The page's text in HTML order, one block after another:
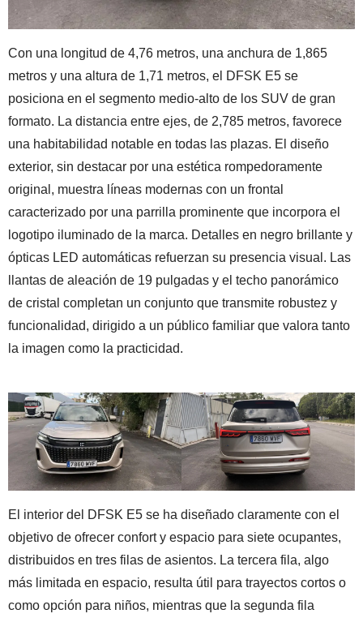
Con una longitud de 4,76 metros, una anchura de 1,865
metros y una altura de 1,71 metros, el DFSK E5 se
posiciona en el segmento medio-alto de los SUV de gran
formato. La distancia entre ejes, de 2,785 metros, favorece
una habitabilidad notable en todas las plazas. El diseño
exterior, sin destacar por una estética rompedoramente
original, muestra líneas modernas con un frontal
caracterizado por una parrilla prominente que incorpora el
logotipo iluminado de la marca. Detalles en negro brillante y
ópticas LED automáticas refuerzan su presencia visual. Las
llantas de aleación de 19 pulgadas y el techo panorámico
de cristal completan un conjunto que transmite robustez y
funcionalidad, dirigido a un público familiar que valora tanto
la imagen como la practicidad.
El interior del DFSK E5 se ha diseñado claramente con el
objetivo de ofrecer confort y espacio para siete ocupantes,
distribuidos en tres filas de asientos. La tercera fila, algo
más limitada en espacio, resulta útil para trayectos cortos o
como opción para niños, mientras que la segunda fila